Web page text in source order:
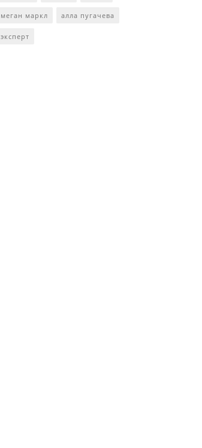
меган маркл алла пугачева
эксперт